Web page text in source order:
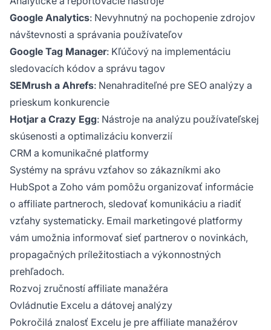
Google Analytics: Nevyhnutný na pochopenie zdrojov
návštevnosti a správania používateľov
Google Tag Manager: Kľúčový na implementáciu
sledovacích kódov a správu tagov
SEMrush a Ahrefs: Nenahraditeľné pre SEO analýzy a
prieskum konkurencie
Hotjar a Crazy Egg: Nástroje na analýzu používateľskej
skúsenosti a optimalizáciu konverzií
CRM a komunikačné platformy
Systémy na správu vzťahov so zákazníkmi ako
HubSpot a Zoho vám pomôžu organizovať informácie
o affiliate partneroch, sledovať komunikáciu a riadiť
vzťahy systematicky. Email marketingové platformy
vám umožnia informovať sieť partnerov o novinkách,
propagačných príležitostiach a výkonnostných
prehľadoch.
Rozvoj zručností affiliate manažéra
Ovládnutie Excelu a dátovej analýzy
Pokročilá znalosť Excelu je pre affiliate manažérov